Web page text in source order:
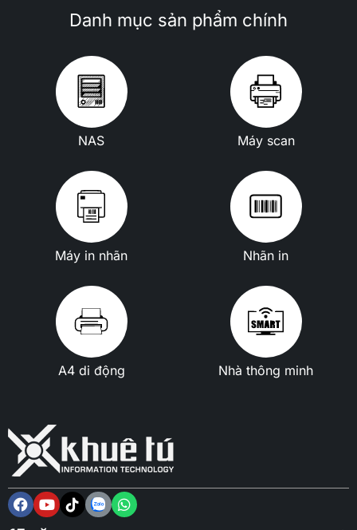
Danh mục sản phẩm chính
NAS Máy scan
Máy in nhãn Nhãn in
A4 di động Nhà thông minh